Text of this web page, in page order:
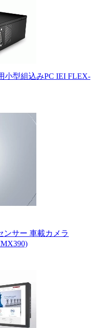
小型組込みPC IEI FLEX-
ンサー 車載カメラ